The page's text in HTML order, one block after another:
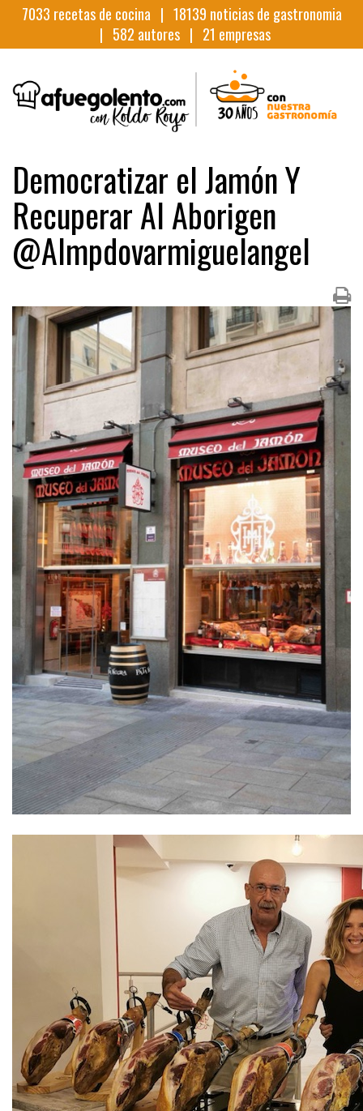
7033 recetas de cocina | 18139 noticias de gastronomia
| 582 autores | 21 empresas
Democratizar el Jamón Y
Recuperar Al Aborigen
@Almpdovarmiguelangel